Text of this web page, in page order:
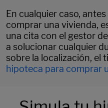
En cualquier caso,
comprar una vivienda,
una cita con el gestor
a solucionar cualquier
sobre la localización, el
hipoteca para comprar